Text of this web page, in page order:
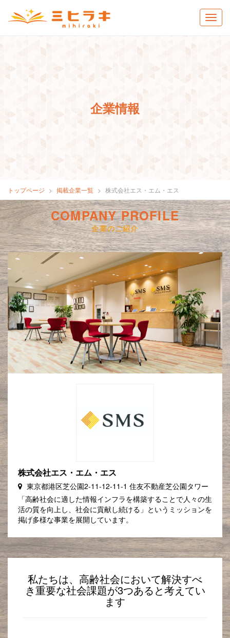
企業情報
トップページ 掲載企業一覧 株式会社エス・エム・エス
COMPANY PROFILE
企業のご紹介
株式会社エス・エム・エス
東京都港区芝公園2-11-12-11-1 住友不動産芝公園タワー
「高齢社会に適した情報インフラを構築することで人々の生
活の質を向上し、社会に貢献し続ける」というミッションを
掲げ多様な事業を展開しています。
私たちは、高齢社会において解決すべ
き重要な社会課題が3つあると考えてい
ます